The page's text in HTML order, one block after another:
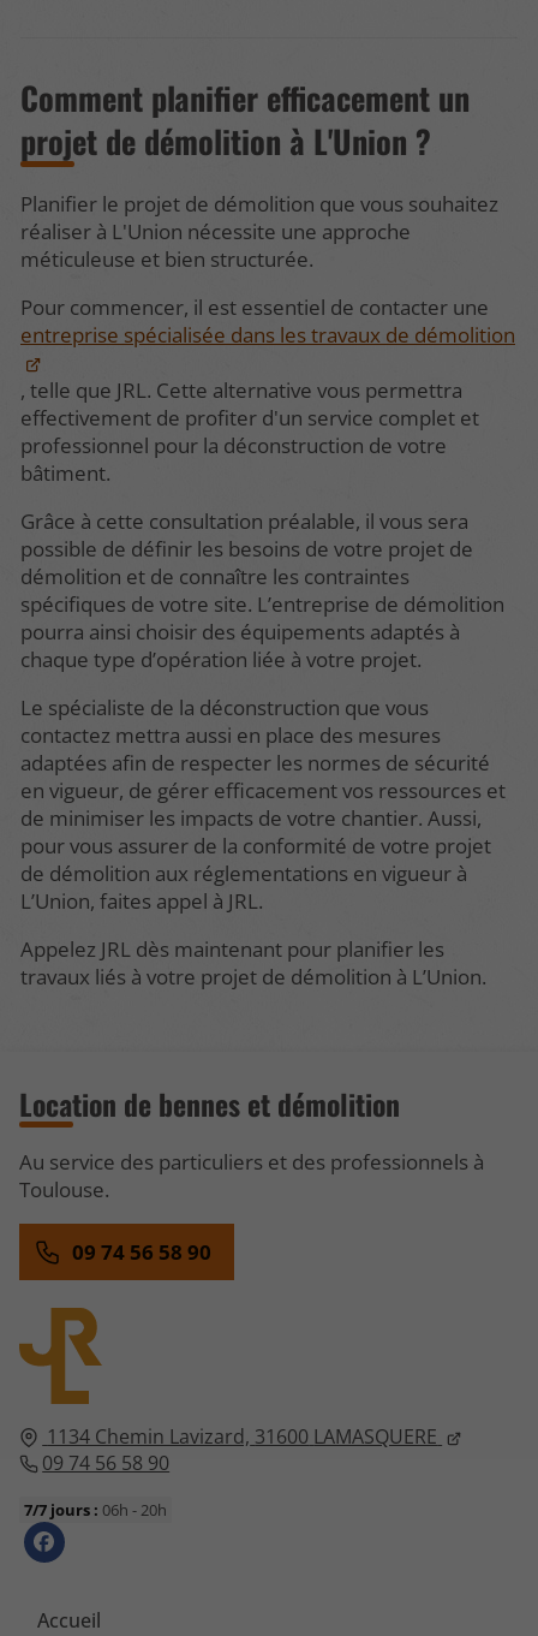
Comment planifier efficacement un
projet de démolition à L'Union ?
Planifier le projet de démolition que vous souhaitez
réaliser à L'Union nécessite une approche
méticuleuse et bien structurée.
Pour commencer, il est essentiel de contacter une
entreprise spécialisée dans les travaux de démolition
, telle que JRL. Cette alternative vous permettra
effectivement de profiter d'un service complet et
professionnel pour la déconstruction de votre
bâtiment.
Grâce à cette consultation préalable, il vous sera
possible de définir les besoins de votre projet de
démolition et de connaître les contraintes
spécifiques de votre site. L’entreprise de démolition
pourra ainsi choisir des équipements adaptés à
chaque type d’opération liée à votre projet.
Le spécialiste de la déconstruction que vous
contactez mettra aussi en place des mesures
adaptées afin de respecter les normes de sécurité
en vigueur, de gérer efficacement vos ressources et
de minimiser les impacts de votre chantier. Aussi,
pour vous assurer de la conformité de votre projet
de démolition aux réglementations en vigueur à
L’Union, faites appel à JRL.
Appelez JRL dès maintenant pour planifier les
travaux liés à votre projet de démolition à L’Union.
1134 Chemin Lavizard, 31600 LAMASQUERE
09 74 56 58 90
7/7 jours : 06h - 20h
Accueil
Location de bennes et démolition
Au service des particuliers et des professionnels à
Toulouse.
09 74 56 58 90